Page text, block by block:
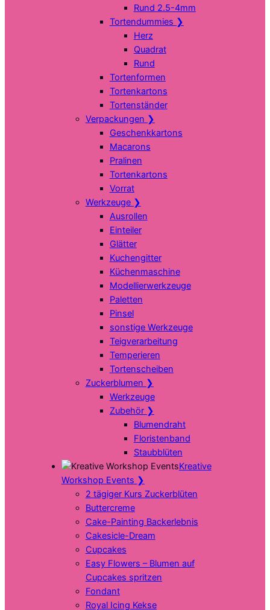
Rund 2.5-4mm
Tortendummies ❯
Herz
Quadrat
Rund
Tortenformen
Tortenkartons
Tortenständer
Verpackungen ❯
Geschenkkartons
Macarons
Pralinen
Tortenkartons
Vorrat
Werkzeuge ❯
Ausrollen
Einteiler
Glätter
Kuchengitter
Küchenmaschine
Modellierwerkzeuge
Paletten
Pinsel
sonstige Werkzeuge
Teigverarbeitung
Temperieren
Tortenscheiben
Zuckerblumen ❯
Werkzeuge
Zubehör ❯
Blumendraht
Floristenband
Staubblüten
Kreative
Workshop Events ❯
2 tägiger Kurs Zuckerblüten
Buttercreme
Cake-Painting Backerlebnis
Cakesicle-Dream
Cupcakes
Easy Flowers – Blumen auf
Cupcakes spritzen
Fondant
Royal Icing Kekse